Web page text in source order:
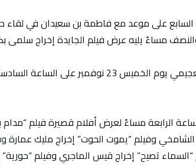
جمهور الفن السابع على موعد مع فاطمة بن سعيدان في
مساءً يليه عرض فيلم الجايدة إخراج سلمى
كما سيتم عرض فيلم قصر الدهشة إخراج مختار العجيمي يوم الخميس 23 نوفمبر على الساعة
انطلاقا من الساعة الرابعة مساءً لعرض أفلام قصيرة فيلم
الشامخي وفيلم “يموت الحوت” إخراج مليك عمارة
تصيح” إخراج قيس الماجري وفيلم “حورية”